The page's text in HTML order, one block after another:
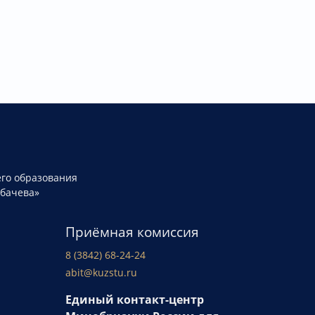
образования
Приёмная комиссия
8 (3842) 68-24-24
abit@kuzstu.ru
Единый контакт-центр